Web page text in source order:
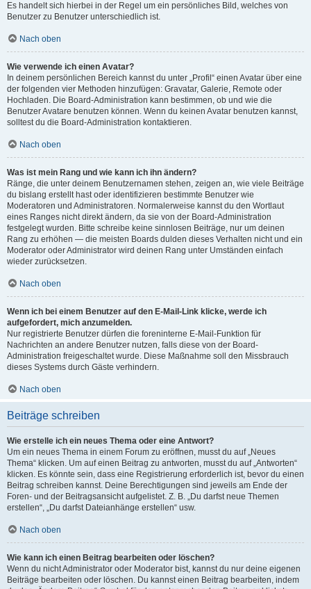
Es handelt sich hierbei in der Regel um ein persönliches Bild, welches von
Benutzer zu Benutzer unterschiedlich ist.
Nach oben
Wie verwende ich einen Avatar?
In deinem persönlichen Bereich kannst du unter „Profil“ einen Avatar über eine
der folgenden vier Methoden hinzufügen: Gravatar, Galerie, Remote oder
Hochladen. Die Board-Administration kann bestimmen, ob und wie die
Benutzer Avatare benutzen können. Wenn du keinen Avatar benutzen kannst,
solltest du die Board-Administration kontaktieren.
Nach oben
Was ist mein Rang und wie kann ich ihn ändern?
Ränge, die unter deinem Benutzernamen stehen, zeigen an, wie viele Beiträge
du bislang erstellt hast oder identifizieren bestimmte Benutzer wie
Moderatoren und Administratoren. Normalerweise kannst du den Wortlaut
eines Ranges nicht direkt ändern, da sie von der Board-Administration
festgelegt wurden. Bitte schreibe keine sinnlosen Beiträge, nur um deinen
Rang zu erhöhen — die meisten Boards dulden dieses Verhalten nicht und ein
Moderator oder Administrator wird deinen Rang unter Umständen einfach
wieder zurücksetzen.
Nach oben
Wenn ich bei einem Benutzer auf den E-Mail-Link klicke, werde ich
aufgefordert, mich anzumelden.
Nur registrierte Benutzer dürfen die foreninterne E-Mail-Funktion für
Nachrichten an andere Benutzer nutzen, falls diese von der Board-
Administration freigeschaltet wurde. Diese Maßnahme soll den Missbrauch
dieses Systems durch Gäste verhindern.
Nach oben
Beiträge schreiben
Wie erstelle ich ein neues Thema oder eine Antwort?
Um ein neues Thema in einem Forum zu eröffnen, musst du auf „Neues
Thema“ klicken. Um auf einen Beitrag zu antworten, musst du auf „Antworten“
klicken. Es könnte sein, dass eine Registrierung erforderlich ist, bevor du einen
Beitrag schreiben kannst. Deine Berechtigungen sind jeweils am Ende der
Foren- und der Beitragsansicht aufgelistet. Z. B. „Du darfst neue Themen
erstellen“, „Du darfst Dateianhänge erstellen“ usw.
Nach oben
Wie kann ich einen Beitrag bearbeiten oder löschen?
Wenn du nicht Administrator oder Moderator bist, kannst du nur deine eigenen
Beiträge bearbeiten oder löschen. Du kannst einen Beitrag bearbeiten, indem